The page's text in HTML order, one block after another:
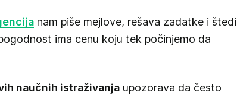
nam piše mejlove, rešava zadatke i štedi
ima cenu koju tek počinjemo da
naučnih istraživanja upozorava da često